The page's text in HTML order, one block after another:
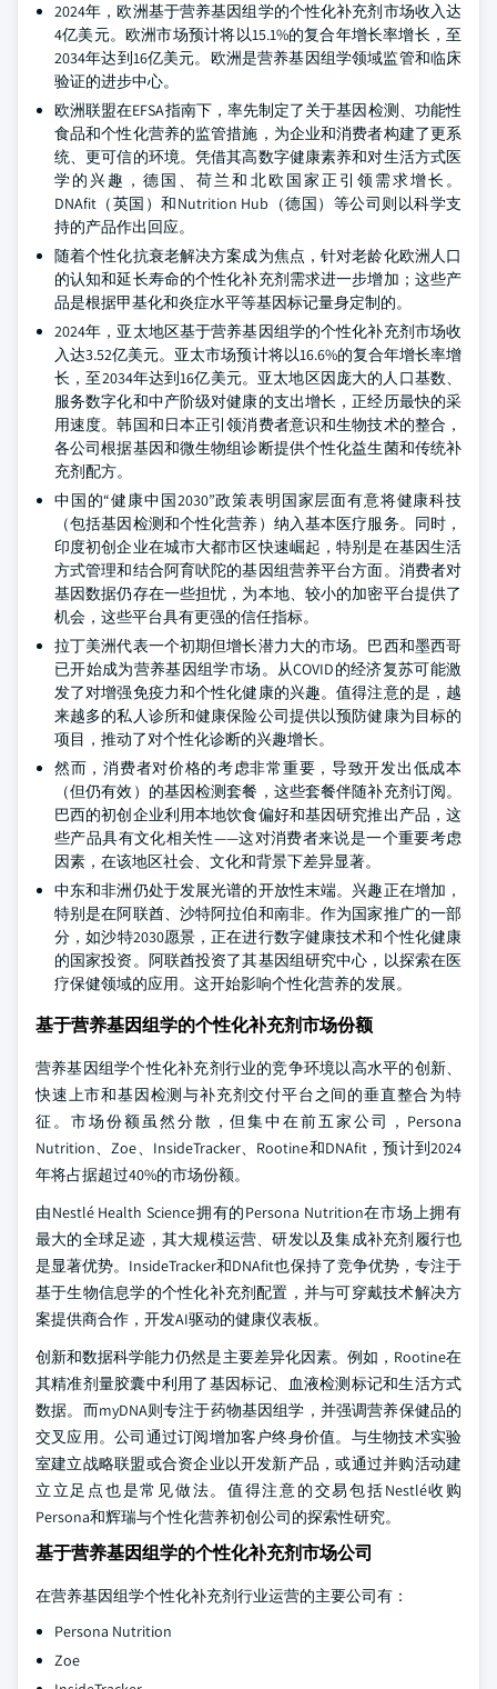
2024年，欧洲基于营养基因组学的个性化补充剂市场收入达
4亿美元。欧洲市场预计将以15.1%的复合年增长率增长，至
2034年达到16亿美元。欧洲是营养基因组学领域监管和临床
验证的进步中心。
欧洲联盟在EFSA指南下，率先制定了关于基因检测、功能性
食品和个性化营养的监管措施，为企业和消费者构建了更系
统、更可信的环境。凭借其高数字健康素养和对生活方式医
学的兴趣，德国、荷兰和北欧国家正引领需求增长。
DNAfit（英国）和Nutrition Hub（德国）等公司则以科学支
持的产品作出回应。
随着个性化抗衰老解决方案成为焦点，针对老龄化欧洲人口
的认知和延长寿命的个性化补充剂需求进一步增加；这些产
品是根据甲基化和炎症水平等基因标记量身定制的。
2024年，亚太地区基于营养基因组学的个性化补充剂市场收
入达3.52亿美元。亚太市场预计将以16.6%的复合年增长率增
长，至2034年达到16亿美元。亚太地区因庞大的人口基数、
服务数字化和中产阶级对健康的支出增长，正经历最快的采
用速度。韩国和日本正引领消费者意识和生物技术的整合，
各公司根据基因和微生物组诊断提供个性化益生菌和传统补
充剂配方。
中国的“健康中国2030”政策表明国家层面有意将健康科技
（包括基因检测和个性化营养）纳入基本医疗服务。同时，
印度初创企业在城市大都市区快速崛起，特别是在基因生活
方式管理和结合阿育吠陀的基因组营养平台方面。消费者对
基因数据仍存在一些担忧，为本地、较小的加密平台提供了
机会，这些平台具有更强的信任指标。
拉丁美洲代表一个初期但增长潜力大的市场。巴西和墨西哥
已开始成为营养基因组学市场。从COVID的经济复苏可能激
发了对增强免疫力和个性化健康的兴趣。值得注意的是，越
来越多的私人诊所和健康保险公司提供以预防健康为目标的
项目，推动了对个性化诊断的兴趣增长。
然而，消费者对价格的考虑非常重要，导致开发出低成本
（但仍有效）的基因检测套餐，这些套餐伴随补充剂订阅。
巴西的初创企业利用本地饮食偏好和基因研究推出产品，这
些产品具有文化相关性——这对消费者来说是一个重要考虑
因素，在该地区社会、文化和背景下差异显著。
中东和非洲仍处于发展光谱的开放性末端。兴趣正在增加，
特别是在阿联酋、沙特阿拉伯和南非。作为国家推广的一部
分，如沙特2030愿景，正在进行数字健康技术和个性化健康
的国家投资。阿联酋投资了其基因组研究中心，以探索在医
疗保健领域的应用。这开始影响个性化营养的发展。
基于营养基因组学的个性化补充剂市场份额
营养基因组学个性化补充剂行业的竞争环境以高水平的创新、
快速上市和基因检测与补充剂交付平台之间的垂直整合为特
征。市场份额虽然分散，但集中在前五家公司，Persona
Nutrition、Zoe、InsideTracker、Rootine和DNAfit，预计到2024
年将占据超过40%的市场份额。
由Nestlé Health Science拥有的Persona Nutrition在市场上拥有
最大的全球足迹，其大规模运营、研发以及集成补充剂履行也
是显著优势。InsideTracker和DNAfit也保持了竞争优势，专注于
基于生物信息学的个性化补充剂配置，并与可穿戴技术解决方
案提供商合作，开发AI驱动的健康仪表板。
创新和数据科学能力仍然是主要差异化因素。例如，Rootine在
其精准剂量胶囊中利用了基因标记、血液检测标记和生活方式
数据。而myDNA则专注于药物基因组学，并强调营养保健品的
交叉应用。公司通过订阅增加客户终身价值。与生物技术实验
室建立战略联盟或合资企业以开发新产品，或通过并购活动建
立立足点也是常见做法。值得注意的交易包括Nestlé收购
Persona和辉瑞与个性化营养初创公司的探索性研究。
基于营养基因组学的个性化补充剂市场公司
在营养基因组学个性化补充剂行业运营的主要公司有：
Persona Nutrition
Zoe